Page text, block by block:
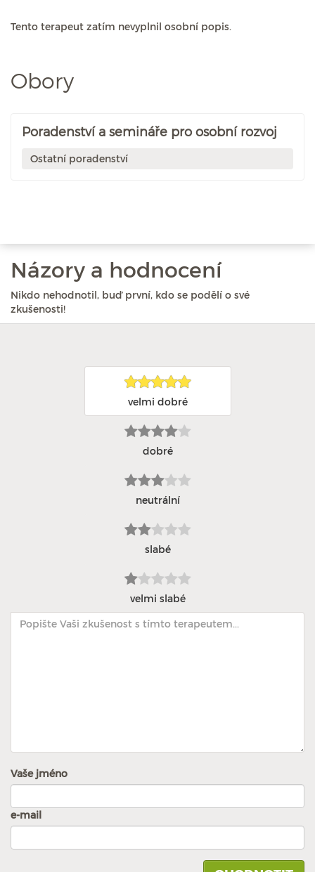
Tento terapeut zatím nevyplnil osobní popis.
Obory
Poradenství a semináře pro osobní rozvoj
Ostatní poradenství
Názory a hodnocení
Nikdo nehodnotil, buď první, kdo se podělí o své
zkušenosti!
velmi dobré
dobré
neutrální
slabé
velmi slabé
Vaše jméno
e-mail